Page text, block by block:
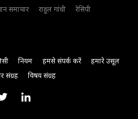
समाचार राहुल गांधी
रेसिपी
नियम हमसे संपर्क करें
हमारे उसूल
संग्रह विषय संग्रह